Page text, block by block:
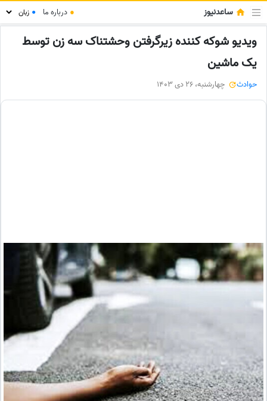
ساعدنیوز ● درباره ما ●
ویدیو شوکه کننده زیرگرفتن وحشتناک سه زن توسط
یک ماشین
حوادث چهارشنبه، 26 دی 1403